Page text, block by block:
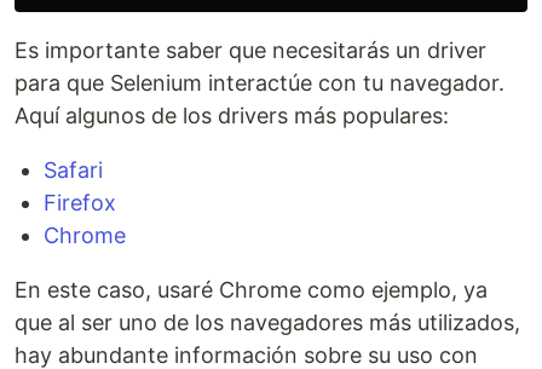
Es importante saber que necesitarás un driver
para que Selenium interactúe con tu navegador.
Aquí algunos de los drivers más populares:
Safari
Firefox
Chrome
En este caso, usaré Chrome como ejemplo, ya
que al ser uno de los navegadores más utilizados,
hay abundante información sobre su uso con